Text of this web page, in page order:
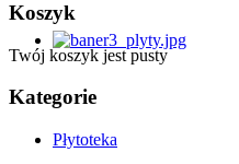
Koszyk
Twój koszyk jest pusty
Kategorie
Płytoteka